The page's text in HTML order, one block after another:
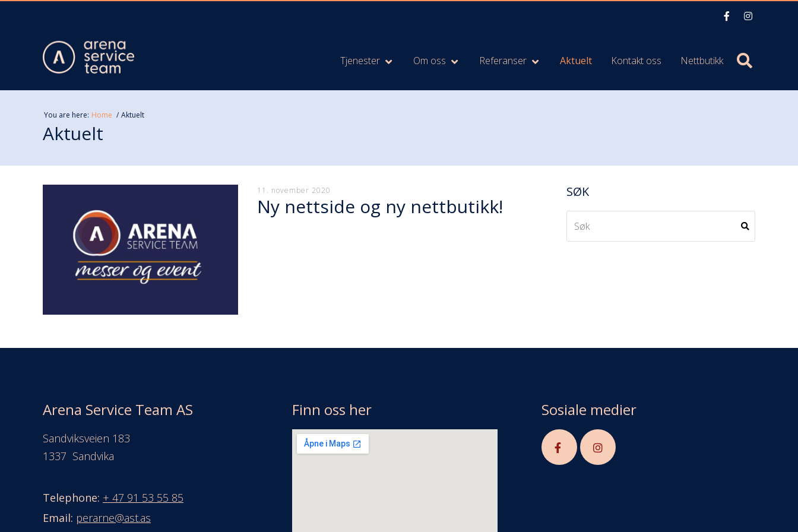
Tjenester Om oss Referanser Aktuelt Kontakt oss Nettbutikk
You are here: Home Aktuelt
Aktuelt
11. november 2020
Ny nettside og ny nettbutikk!
SØK
Arena Service Team AS
Sandviksveien 183
1337 Sandvika
Telephone: + 47 91 53 55 85
Email: perarne@ast.as
Finn oss her Sosiale medier